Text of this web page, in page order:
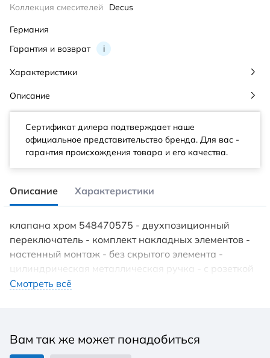
Гарантия и возврат i
Коллекция смесителей Decus
Германия
Характеристики
Описание
Сертификат дилера подтверждает наше
официальное представительство бренда. Для вас -
гарантия происхождения товара и его качества.
Описание Характеристики
клапана хром 548470575 - двухпозиционный
переключатель - комплект накладных элементов -
настенный монтаж - без скрытого элемента -
цилиндрическая металлическая ручка - с розеткой
80 х 80 мм Скрытый элемент приобретается
Смотреть всё
Вам так же может понадобиться